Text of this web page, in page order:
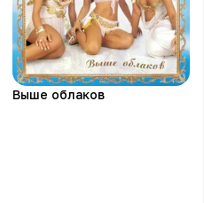
Выше облаков